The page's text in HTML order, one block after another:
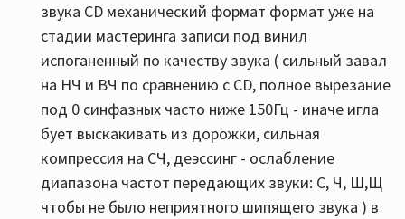
звука CD механический формат формат уже на
стадии мастеринга записи под винил
испоганенный по качеству звука ( сильный завал
на НЧ и ВЧ по сравнению с CD, полное вырезание
под 0 синфазных часто ниже 150Гц - иначе игла
бует выскакивать из дорожки, сильная
компрессия на СЧ, деэссинг - ослабление
диапазона частот передающих звуки: С, Ч, Ш,Щ
чтобы не было неприятного шипящего звука ) в